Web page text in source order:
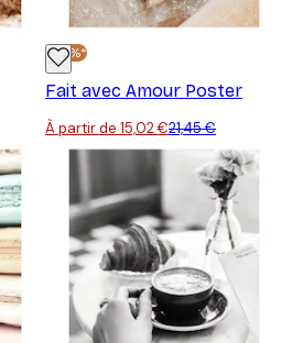
-30%*
Fait avec Amour Poster
À partir de 15,02 €21,45 €